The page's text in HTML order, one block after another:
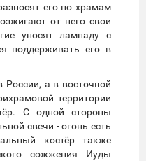
его по храмам
от него свои
уносят лампаду с
поддерживать его в
а в восточной
территории
С одной стороны
свечи - огонь есть
костёр также
сожжения Иуды